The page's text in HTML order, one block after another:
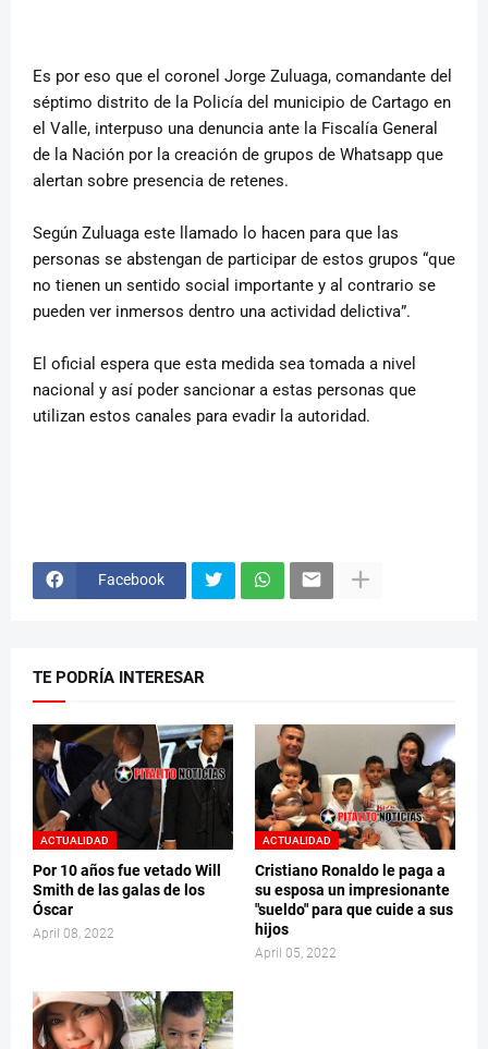
Es por eso que el coronel Jorge Zuluaga, comandante del
séptimo distrito de la Policía del municipio de Cartago en
el Valle, interpuso una denuncia ante la Fiscalía General
de la Nación por la creación de grupos de Whatsapp que
alertan sobre presencia de retenes.
Según Zuluaga este llamado lo hacen para que las
personas se abstengan de participar de estos grupos “que
no tienen un sentido social importante y al contrario se
pueden ver inmersos dentro una actividad delictiva”.
El oficial espera que esta medida sea tomada a nivel
nacional y así poder sancionar a estas personas que
utilizan estos canales para evadir la autoridad.
Facebook
TE PODRÍA INTERESAR
ACTUALIDAD
Por 10 años fue vetado Will
Smith de las galas de los
Óscar
April 08, 2022
ACTUALIDAD
Cristiano Ronaldo le paga a
su esposa un impresionante
"sueldo" para que cuide a sus
hijos
April 05, 2022